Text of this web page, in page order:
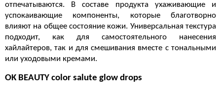
отпечатываются. В составе продукта ухаживающие и
успокаивающие компоненты, которые благотворно
влияют на общее состояние кожи. Универсальная текстура
подходит, как для самостоятельного нанесения
хайлайтеров, так и для смешивания вместе с тональными
или уходовыми кремами.
OK BEAUTY color salute glow drops